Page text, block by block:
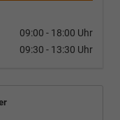
09:00 - 18:00 Uhr
09:30 - 13:30 Uhr